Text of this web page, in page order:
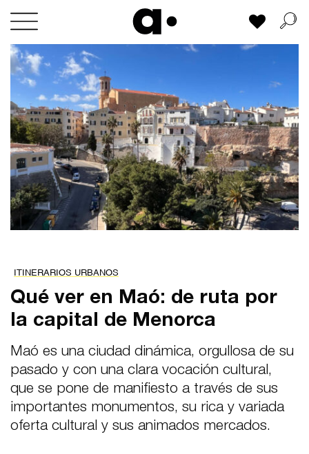
Skip
content
Mi lista
ITINERARIOS URBANOS
Qué ver en Maó: de ruta por
la capital de Menorca
Maó es una ciudad dinámica, orgullosa de su
pasado y con una clara vocación cultural,
que se pone de manifiesto a través de sus
importantes monumentos, su rica y variada
oferta cultural y sus animados mercados.